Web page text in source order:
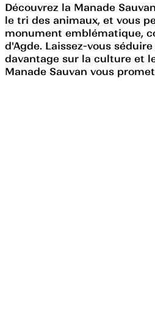
Découvrez la Manade
le tri des animaux, et vous
monument emblématique,
d'Agde. Laissez-vous
davantage sur la culture et
Manade Sauvan vous